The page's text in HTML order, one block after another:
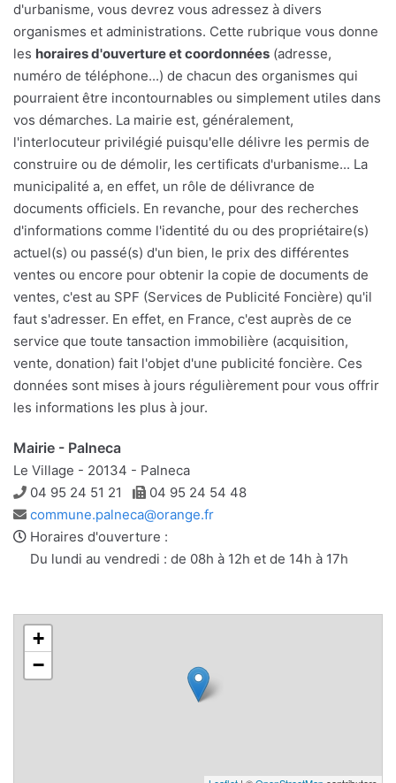
d'urbanisme, vous devrez vous adressez à divers
organismes et administrations. Cette rubrique vous donne
les horaires d'ouverture et coordonnées (adresse,
numéro de téléphone...) de chacun des organismes qui
pourraient être incontournables ou simplement utiles dans
vos démarches. La mairie est, généralement,
l'interlocuteur privilégié puisqu'elle délivre les permis de
construire ou de démolir, les certificats d'urbanisme... La
municipalité a, en effet, un rôle de délivrance de
documents officiels. En revanche, pour des recherches
d'informations comme l'identité du ou des propriétaire(s)
actuel(s) ou passé(s) d'un bien, le prix des différentes
ventes ou encore pour obtenir la copie de documents de
ventes, c'est au SPF (Services de Publicité Foncière) qu'il
faut s'adresser. En effet, en France, c'est auprès de ce
service que toute tansaction immobilière (acquisition,
vente, donation) fait l'objet d'une publicité foncière. Ces
données sont mises à jours régulièrement pour vous offrir
les informations les plus à jour.
Mairie - Palneca
Le Village - 20134 - Palneca
Téléphone
04 95 24 51 21 Télécopie
04 95 24 54 48
Adresse
e-
mail
commune.palneca@orange.fr
Horaires d'ouverture :
Du lundi au vendredi : de 08h à 12h et de 14h à 17h
+
−